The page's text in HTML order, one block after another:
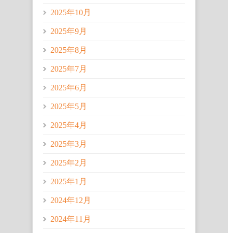
2025年10月
2025年9月
2025年8月
2025年7月
2025年6月
2025年5月
2025年4月
2025年3月
2025年2月
2025年1月
2024年12月
2024年11月